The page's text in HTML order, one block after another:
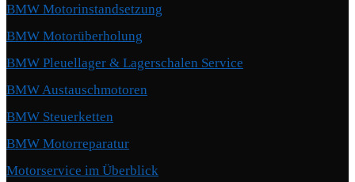
BMW Motorinstandsetzung
BMW Motorüberholung
BMW Pleuellager & Lagerschalen Service
BMW Austauschmotoren
BMW Steuerketten
BMW Motorreparatur
Motorservice im Überblick